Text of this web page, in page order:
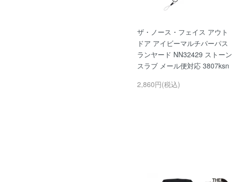
ザ・ノース・フェイス アウト
ドア アイビーマルチパーパス
ランヤード NN32429 ストーン
スラブ メール便対応 3807ksn
2,860円(税込)